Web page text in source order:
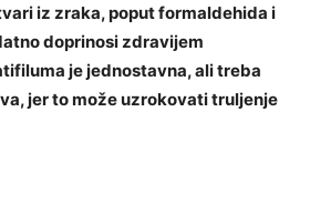
iz zraka, poput formaldehida i
doprinosi zdravijem
je jednostavna, ali treba
jer to može uzrokovati truljenje